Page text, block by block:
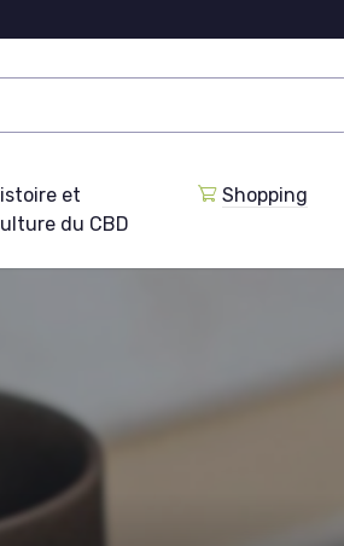
et
du CBD
Shopping